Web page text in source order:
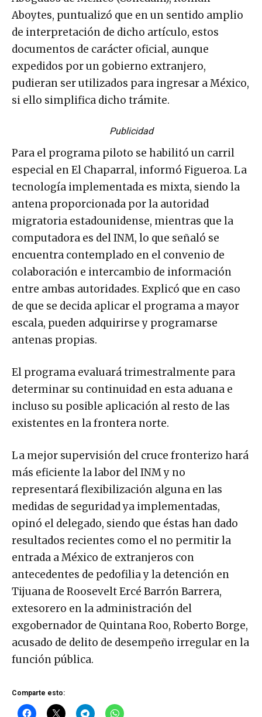
Aboytes, puntualizó que en un sentido amplio
de interpretación de dicho artículo, estos
documentos de carácter oficial, aunque
expedidos por un gobierno extranjero,
pudieran ser utilizados para ingresar a México,
si ello simplifica dicho trámite.
Publicidad
Para el programa piloto se habilitó un carril
especial en El Chaparral, informó Figueroa. La
tecnología implementada es mixta, siendo la
antena proporcionada por la autoridad
migratoria estadounidense, mientras que la
computadora es del INM, lo que señaló se
encuentra contemplado en el convenio de
colaboración e intercambio de información
entre ambas autoridades. Explicó que en caso
de que se decida aplicar el programa a mayor
escala, pueden adquirirse y programarse
antenas propias.
El programa evaluará trimestralmente para
determinar su continuidad en esta aduana e
incluso su posible aplicación al resto de las
existentes en la frontera norte.
La mejor supervisión del cruce fronterizo hará
más eficiente la labor del INM y no
representará flexibilización alguna en las
medidas de seguridad ya implementadas,
opinó el delegado, siendo que éstas han dado
resultados recientes como el no permitir la
entrada a México de extranjeros con
antecedentes de pedofilia y la detención en
Tijuana de Roosevelt Ercé Barrón Barrera,
extesorero en la administración del
exgobernador de Quintana Roo, Roberto Borge,
acusado de delito de desempeño irregular en la
función pública.
Comparte esto: